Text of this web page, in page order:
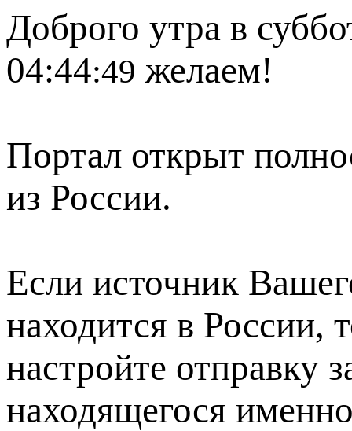
Доброго утра в
04:44:49 желаем!
Портал открыт
из России.
Если источник
находится в России,
настройте отправку
находящегося